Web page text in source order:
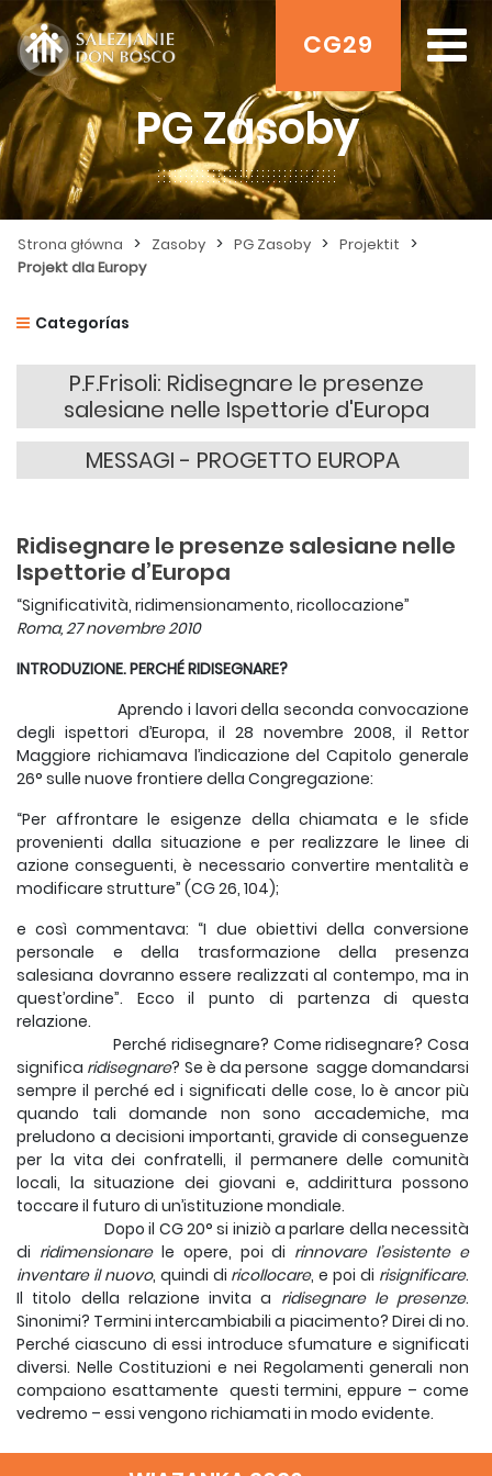
CG29
PG Zasoby
Strona główna > Zasoby > PG Zasoby > Projektit >
Projekt dla Europy
Categorías
P.F.Frisoli: Ridisegnare le presenze
salesiane nelle Ispettorie d'Europa
MESSAGI - PROGETTO EUROPA
Ridisegnare le presenze salesiane nelle
Ispettorie d’Europa
“Significatività, ridimensionamento, ricollocazione”
Roma, 27 novembre 2010
INTRODUZIONE. PERCHÉ RIDISEGNARE?
Aprendo i lavori della seconda convocazione
degli ispettori d’Europa, il 28 novembre 2008, il Rettor
Maggiore richiamava l’indicazione del Capitolo generale
26° sulle nuove frontiere della Congregazione:
“Per affrontare le esigenze della chiamata e le sfide
provenienti dalla situazione e per realizzare le linee di
azione conseguenti, è necessario convertire mentalità e
modificare strutture” (CG 26, 104);
e così commentava: “I due obiettivi della conversione
personale e della trasformazione della presenza
salesiana dovranno essere realizzati al contempo, ma in
quest’ordine”. Ecco il punto di partenza di questa
relazione.
Perché ridisegnare? Come ridisegnare? Cosa
significa ridisegnare? Se è da persone sagge domandarsi
sempre il perché ed i significati delle cose, lo è ancor più
quando tali domande non sono accademiche, ma
preludono a decisioni importanti, gravide di conseguenze
per la vita dei confratelli, il permanere delle comunità
locali, la situazione dei giovani e, addirittura possono
toccare il futuro di un’istituzione mondiale.
Dopo il CG 20° si iniziò a parlare della necessità
di ridimensionarele opere, poi di rinnovare l’esistente e
inventare il nuovo, quindi di ricollocare, e poi di risignificare.
Il titolo della relazione invita a ridisegnare le presenze.
Sinonimi? Termini intercambiabili a piacimento? Direi di no.
Perché ciascuno di essi introduce sfumature e significati
diversi. Nelle Costituzioni e nei Regolamenti generali non
compaiono esattamente questi termini, eppure – come
vedremo – essi vengono richiamati in modo evidente.
riflessione, segnalo alcune ragioni. Anzituttoragioni